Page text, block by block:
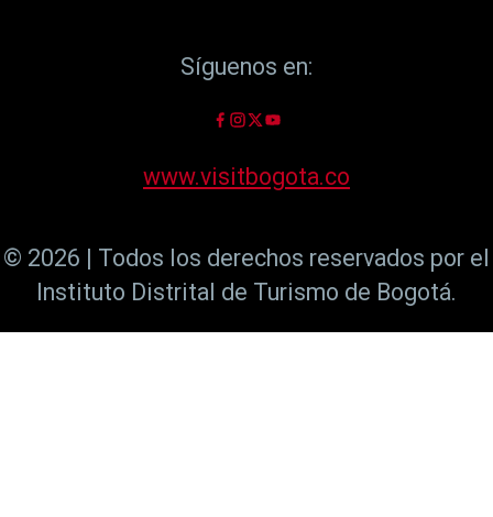
Síguenos en:
www.visitbogota.co
© 2026 | Todos los derechos reservados por el
Instituto Distrital de Turismo de Bogotá.